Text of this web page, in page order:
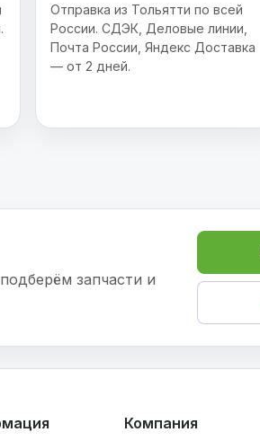
Отправка из Тольятти по всей
России. СДЭК, Деловые линии,
Почта России, Яндекс Доставка
— от 2 дней.
запчасти и
Компания